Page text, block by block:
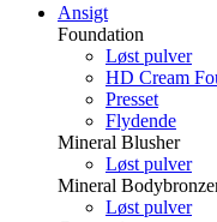
Ansigt
Foundation
Løst pulver
HD Cream
Presset
Flydende
Mineral Blusher
Løst pulver
Mineral
Løst pulver